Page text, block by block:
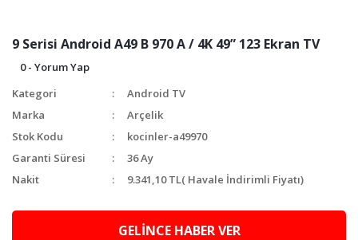
9 Serisi Android A49 B 970 A / 4K 49” 123 Ekran TV
0 - Yorum Yap
Kategori
Android TV
Marka
Arçelik
Stok Kodu
kocinler-a49970
Garanti Süresi
36 Ay
Nakit
9.341,10 TL( Havale İndirimli Fiyatı)
GELİNCE HABER VER